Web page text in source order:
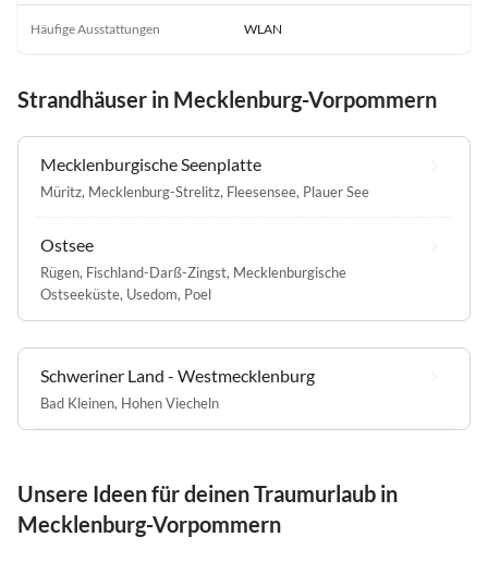
Häufige Ausstattungen WLAN
Strandhäuser in Mecklenburg-Vorpommern
Mecklenburgische Seenplatte
Müritz, Mecklenburg-Strelitz, Fleesensee, Plauer See
Ostsee
Rügen, Fischland-Darß-Zingst, Mecklenburgische
Ostseeküste, Usedom, Poel
Schweriner Land - Westmecklenburg
Bad Kleinen, Hohen Viecheln
Unsere Ideen für deinen Traumurlaub in
Mecklenburg-Vorpommern